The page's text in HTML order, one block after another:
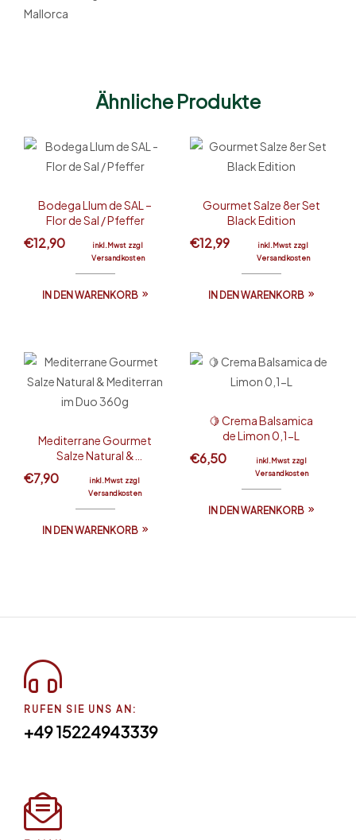
Mallorca
Ähnliche Produkte
Bodega Llum de SAL –
Flor de Sal / Pfeffer
€12,90
inkl.Mwst zzgl
Versandkosten
IN DEN WARENKORB
Gourmet Salze 8er Set
Black Edition
€12,99
inkl.Mwst zzgl
Versandkosten
IN DEN WARENKORB
Mediterrane Gourmet
Salze Natural &
Mediterran im Duo
360g
€7,90
inkl.Mwst zzgl
Versandkosten
IN DEN WARENKORB
🍋 Crema Balsamica
de Limon 0,1-L
€6,50
inkl.Mwst zzgl
Versandkosten
IN DEN WARENKORB
RUFEN SIE UNS AN:
+49 15224943339